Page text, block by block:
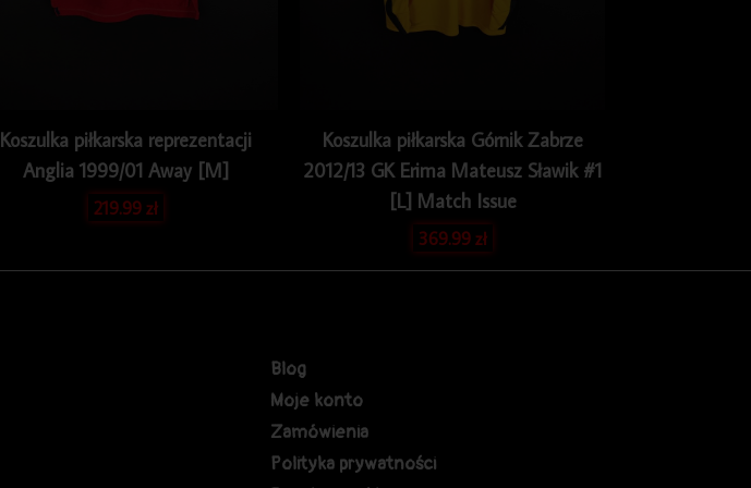
Koszulka piłkarska reprezentacji
Anglia 1999/01 Away [M]
219.99zł
Koszulka piłkarska Górnik Zabrze
2012/13 GK Erima Mateusz Sławik #1
[L] Match Issue
369.99zł
Blog
Moje konto
Zamówienia
Polityka prywatności